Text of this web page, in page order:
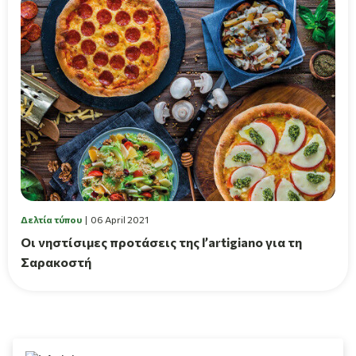
Δελτία τύπου 06 April 2021
Οι νηστίσιμες προτάσεις της l’artigiano για τη
Σαρακοστή